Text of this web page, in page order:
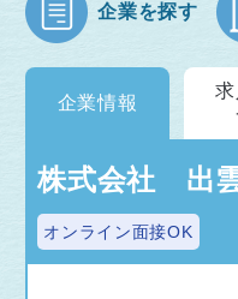
企業を探す
企業情報
求
株式会社 出
オンライン面接OK